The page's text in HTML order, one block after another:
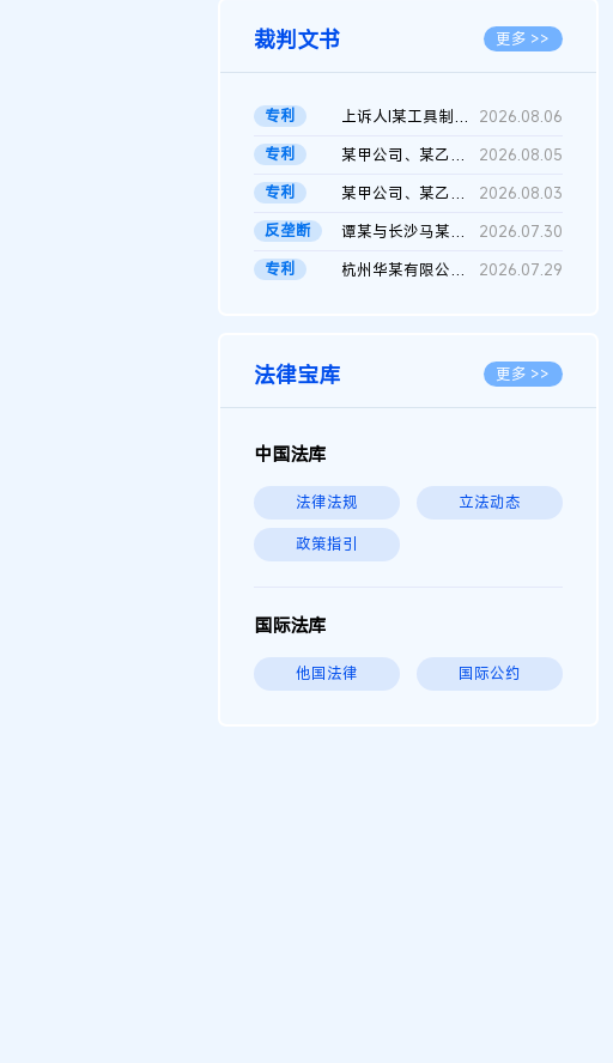
裁判文书 更多 >>
专利 上诉人I某工具制品有限公司与被上诉人程某及一审被告中华人民共和...
2026.08.06
专利
某甲公司、某乙公司、某丙公司申请诉前行为保全复议裁定书
2026.08.05
专利
某甲公司、某乙公司、官某与某丙公司专利申请权权属纠纷 二审判决...
2026.08.03
反垄断
谭某与长沙马某堆农产品股份有限公司滥用市场支配地位纠纷二审裁...
2026.07.30
专利
杭州华某有限公司与菲某有限公司侵害发明专利权纠纷 2026.07.29
法律宝库 更多 >>
中国法库
法律法规 立法动态
政策指引
国际法库
他国法律 国际公约